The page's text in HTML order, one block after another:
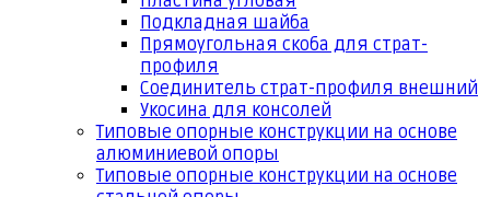
Подкладная шайба
Прямоугольная скоба для страт-
профиля
Соединитель страт-профиля внешний
Укосина для консолей
Типовые опорные конструкции на основе
алюминиевой опоры
Типовые опорные конструкции на основе